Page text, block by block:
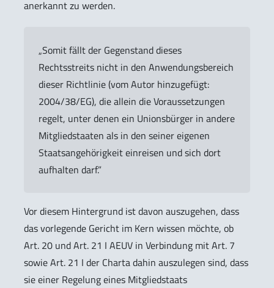
anerkannt zu werden.
„Somit fällt der Gegenstand dieses
Rechtsstreits nicht in den Anwendungsbereich
dieser Richtlinie (vom Autor hinzugefügt:
2004/38/EG), die allein die Voraussetzungen
regelt, unter denen ein Unionsbürger in andere
Mitgliedstaaten als in den seiner eigenen
Staatsangehörigkeit einreisen und sich dort
aufhalten darf.”
Vor diesem Hintergrund ist davon auszugehen, dass
das vorlegende Gericht im Kern wissen möchte, ob
Art. 20 und Art. 21 I AEUV in Verbindung mit Art. 7
sowie Art. 21 I der Charta dahin auszulegen sind, dass
sie einer Regelung eines Mitgliedstaats